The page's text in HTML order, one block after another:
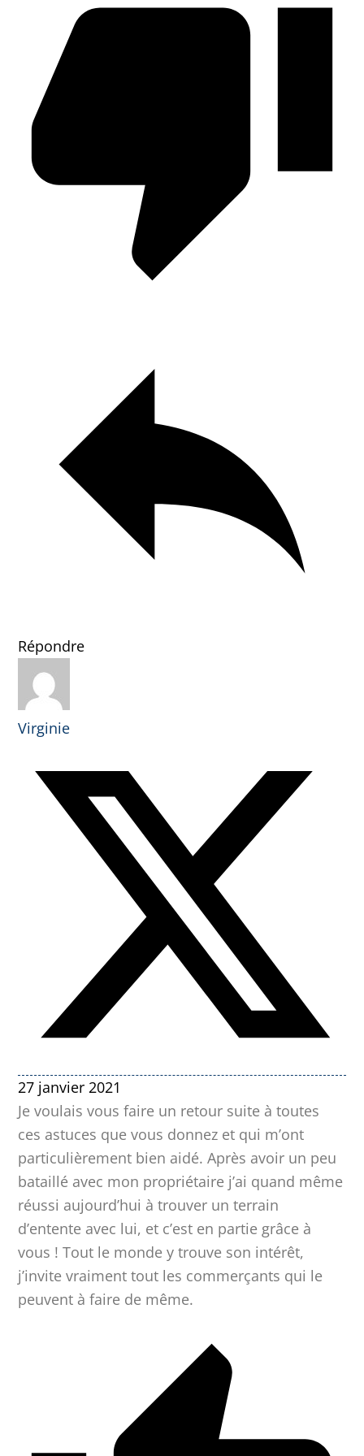
Répondre
Virginie
27 janvier 2021
Je voulais vous faire un retour suite à toutes
ces astuces que vous donnez et qui m’ont
particulièrement bien aidé. Après avoir un peu
bataillé avec mon propriétaire j’ai quand même
réussi aujourd’hui à trouver un terrain
d’entente avec lui, et c’est en partie grâce à
vous ! Tout le monde y trouve son intérêt,
j’invite vraiment tout les commerçants qui le
peuvent à faire de même.